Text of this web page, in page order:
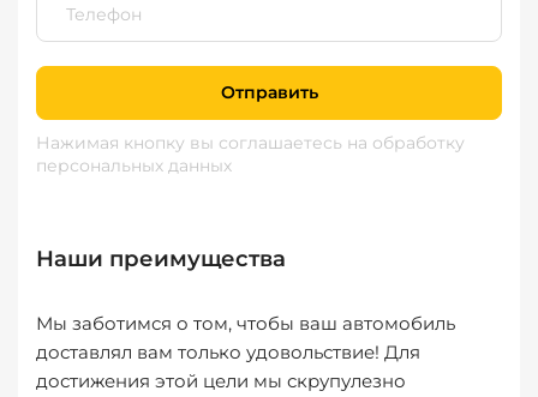
Отправить
Нажимая кнопку вы соглашаетесь на обработку
персональных данных
Наши преимущества
Мы заботимся о том, чтобы ваш автомобиль
доставлял вам только удовольствие! Для
достижения этой цели мы скрупулезно